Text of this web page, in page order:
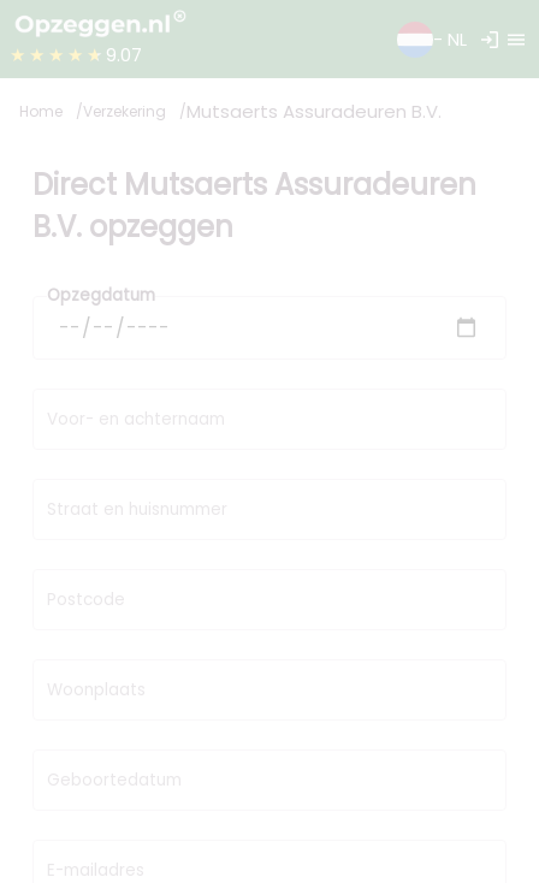
★★★★★ 9.07
- NL login menu
Home Verzekering Mutsaerts Assuradeuren B.V.
Direct Mutsaerts Assuradeuren
B.V. opzeggen
Opzegdatum
Voor- en achternaam
Straat en huisnummer
Postcode
Woonplaats
Geboortedatum
E-mailadres